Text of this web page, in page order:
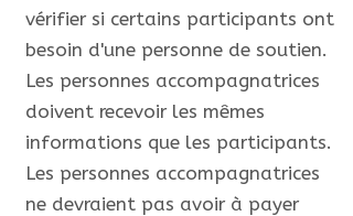
vérifier si certains participants ont
besoin d'une personne de soutien.
Les personnes accompagnatrices
doivent recevoir les mêmes
informations que les participants.
Les personnes accompagnatrices
ne devraient pas avoir à payer